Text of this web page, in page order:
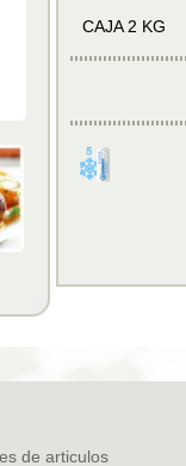
CAJA 2 KG
de articulos